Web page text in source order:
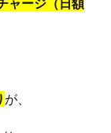
ャージ（日額
が、